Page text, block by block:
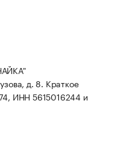
д. 8. Краткое
ИНН 5615016244 и